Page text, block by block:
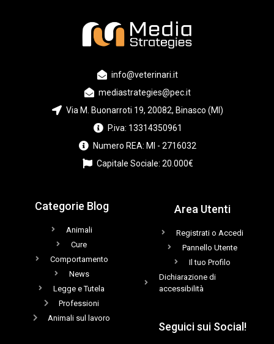
info@veterinari.it
mediastrategies@pec.it
Via M. Buonarroti 19, 20082, Binasco (MI)
P.iva: 13314350961
Numero REA: MI - 2716032
Capitale Sociale: 20.000€
Categorie Blog
Animali
Cure
Comportamento
News
Legge e Tutela
Professioni
Animali sul lavoro
Area Utenti
Registrati o Accedi
Pannello Utente
Il tuo Profilo
Dichiarazione di
accessibilità
Seguici sui Social!